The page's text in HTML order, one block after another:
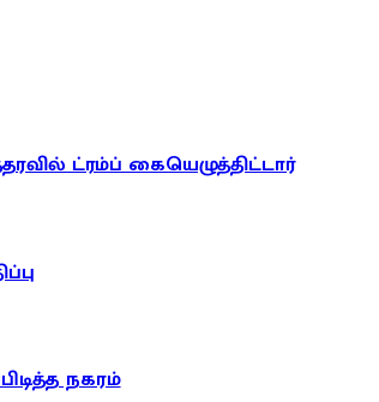
ட்ரம்ப் கையெழுத்திட்டார்
நகரம்